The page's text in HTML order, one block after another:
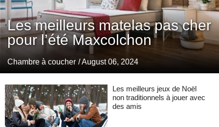
Les meilleurs matelas pas cher
pour l’été Maxcolchon
Chambre à coucher / August 06, 2024
Les meilleurs jeux de Noël
non traditionnels à jouer avec
des amis